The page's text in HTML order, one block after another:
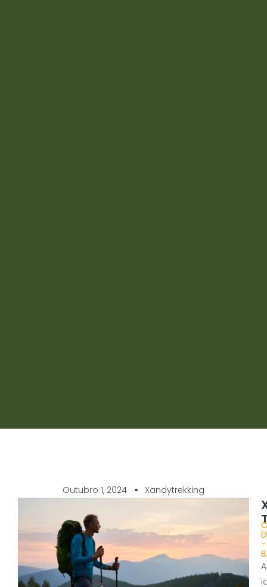
Outubro 1, 2024 Xandytrekking
-
A